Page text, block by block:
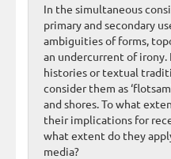
In the simultaneous
primary and secondary
ambiguities of forms,
an undercurrent of
histories or textual
consider them as
and shores. To what
their implications for
what extent do they
media?